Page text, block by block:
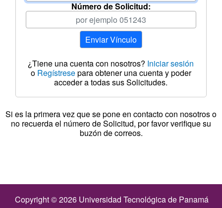
Número de Solicitud:
¿Tiene una cuenta con nosotros? Iniciar sesión
o Regístresepara obtener una cuenta y poder
acceder a todas sus Solicitudes.
Si es la primera vez que se pone en contacto con nosotros o
no recuerda el número de Solicitud, por favor verifique su
buzón de correos.
Copyright © 2026 Universidad Tecnológica de Panamá